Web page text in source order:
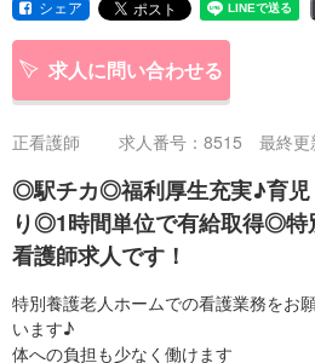
シェア
求人に問い合わせる
正看護師 求人番号：8515 最終更
◎駅チカ◎福利厚生充実♪育児
り◎1時間単位で有給取得◎特
看護師求人です！
特別養護老人ホームでの看護業務をお
います♪
体への負担も少なく働けます